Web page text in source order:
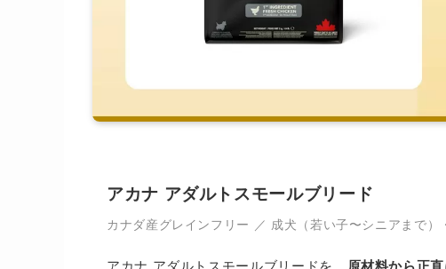
アカナ アダルトスモールブリード
カナダ産グレインフリー ／ 成犬（若い子〜シニアまで
アカナ アダルトスモールブリードを、 原材料から正直